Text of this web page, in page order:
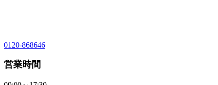
0120-868646
営業時間